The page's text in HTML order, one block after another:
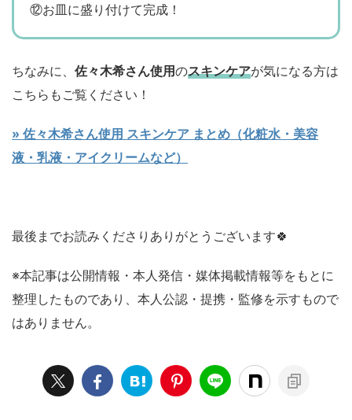
⑫お皿に盛り付けて完成！
ちなみに、 佐々木希さん使用のスキンケアが気になる方は
こちらもご覧ください！
» 佐々木希さん使用 スキンケア まとめ（化粧水・美容
液・乳液・アイクリームなど）
最後までお読みくださりありがとうございます🍀
※本記事は公開情報・本人発信・媒体掲載情報等をもとに
整理したものであり、本人公認・提携・監修を示すもので
はありません。